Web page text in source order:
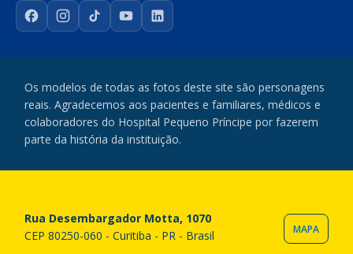
FacebookInstagram
TikTokYouTubeLinkedIn
Os modelos de todas as fotos deste site são personagens
reais. Agradecemos aos pacientes e familiares, médicos e
colaboradores do Hospital Pequeno Príncipe por fazerem
parte da história da instituição.
Rua Desembargador Motta, 1070
CEP 80250-060 - Curitiba - PR - Brasil
MAPA